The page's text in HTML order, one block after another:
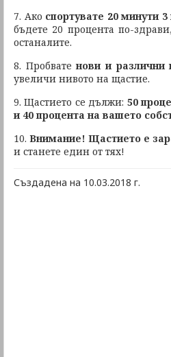
7. Ако спортувате 20 минути
бъдете 20 процента по-
останалите.
8. Пробватенови и различни
увеличи нивото на щастие.
9. Щастието се дължи: 50
и 40 процента на вашето
10. Внимание! Щастието е
и станете един от тях!
Създадена на 10.03.2018 г.